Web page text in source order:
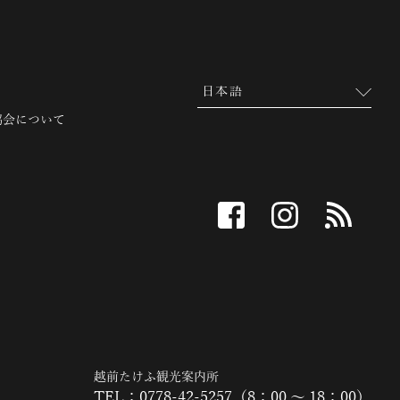
について
facebook instagram
越前たけふ観光案内所